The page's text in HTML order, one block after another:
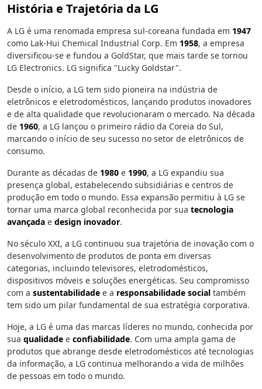
História e Trajetória da LG
A LG é uma renomada empresa sul-coreana fundada em 1947
como Lak-Hui Chemical Industrial Corp. Em 1958, a empresa
diversificou-se e fundou a GoldStar, que mais tarde se tornou
LG Electronics. LG significa "Lucky Goldstar".
Desde o início, a LG tem sido pioneira na indústria de
eletrônicos e eletrodomésticos, lançando produtos inovadores
e de alta qualidade que revolucionaram o mercado. Na década
de 1960, a LG lançou o primeiro rádio da Coreia do Sul,
marcando o início de seu sucesso no setor de eletrônicos de
consumo.
Durante as décadas de 1980 e 1990, a LG expandiu sua
presença global, estabelecendo subsidiárias e centros de
produção em todo o mundo. Essa expansão permitiu à LG se
tornar uma marca global reconhecida por sua tecnologia
avançada e design inovador.
No século XXI, a LG continuou sua trajetória de inovação com o
desenvolvimento de produtos de ponta em diversas
categorias, incluindo televisores, eletrodomésticos,
dispositivos móveis e soluções energéticas. Seu compromisso
com a sustentabilidade e a responsabilidade social também
tem sido um pilar fundamental de sua estratégia corporativa.
Hoje, a LG é uma das marcas líderes no mundo, conhecida por
sua qualidade e confiabilidade. Com uma ampla gama de
produtos que abrange desde eletrodomésticos até tecnologias
da informação, a LG continua melhorando a vida de milhões
de pessoas em todo o mundo.